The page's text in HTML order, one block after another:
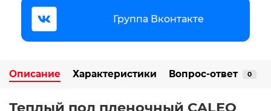
Группа Вконтакте
Описание Характеристики Вопрос-ответ 0
Теплый пол пленочный CALEO